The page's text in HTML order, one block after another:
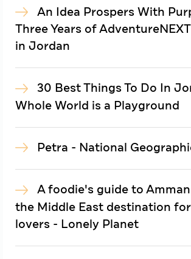
An Idea Prospers With
Three Years of
in Jordan
30 Best Things To Do In
Whole World is a Playground
Petra - National
A foodie's guide to
the Middle East destination
lovers - Lonely Planet